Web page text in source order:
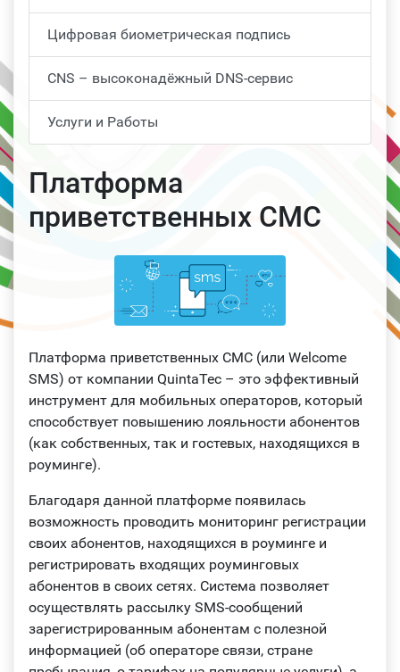
Цифровая биометрическая подпись
CNS – высоконадёжный DNS-сервис
Услуги и Работы
Платформа
приветственных СМС
Платформа приветственных СМС (или Welcome
SMS) от компании QuintaTec – это эффективный
инструмент для мобильных операторов, который
способствует повышению лояльности абонентов
(как собственных, так и гостевых, находящихся в
роуминге).
Благодаря данной платформе появилась
возможность проводить мониторинг регистрации
своих абонентов, находящихся в роуминге и
регистрировать входящих роуминговых
абонентов в своих сетях. Система позволяет
осуществлять рассылку SMS-сообщений
зарегистрированным абонентам с полезной
информацией (об операторе связи, стране